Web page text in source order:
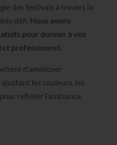
des festivals à travers la
défi. Nous avons
pour donner à vos
professionnel.
d’améliorer
les couleurs, les
refléter l’ambiance